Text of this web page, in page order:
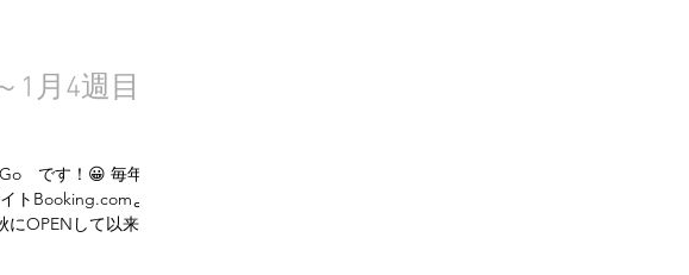
1月4週目
です！😀 毎年こ
トBooking.comより
OPENして以来、